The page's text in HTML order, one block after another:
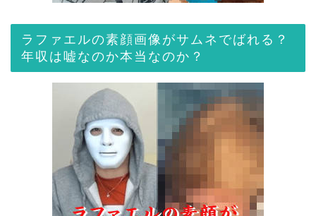
ラファエルの素顔画像がサムネでばれる？
年収は嘘なのか本当なのか？